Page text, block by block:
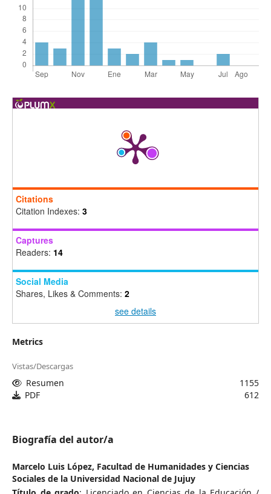
Citations
Citation Indexes: 3
Captures
Readers: 14
Social Media
Shares, Likes & Comments: 2
see details
Metrics
Vistas/Descargas
Resumen
1155
PDF
612
Biografía del autor/a
Marcelo Luis López, Facultad de Humanidades y Ciencias
Sociales de la Universidad Nacional de Jujuy